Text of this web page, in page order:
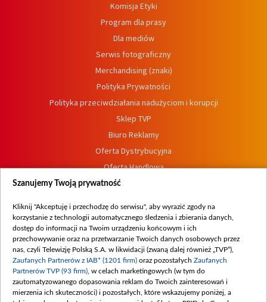
Komisja Etyki
Program dla prasy
Dla mediów
Serwis fotograficzny
Merchandising (znaki)
Polityka Prywatności
Polityka przeciwdziałania nadużyciom i korupcji
Sklep TVP
Biuro Reklamy
Oferta Dystrybucyjna
Oferta Handlowa
Dostępność
Procedura zgłoszeń wewnętrznych
Szanujemy Twoją prywatność
Kliknij "Akceptuję i przechodzę do serwisu", aby wyrazić zgody na
korzystanie z technologii automatycznego śledzenia i zbierania danych,
dostęp do informacji na Twoim urządzeniu końcowym i ich
przechowywanie oraz na przetwarzanie Twoich danych osobowych przez
nas, czyli Telewizję Polską S.A. w likwidacji (zwaną dalej również „TVP”),
Zaufanych Partnerów z IAB* (1201 firm) oraz pozostałych Zaufanych
Partnerów TVP (93 firm) , w celach marketingowych (w tym do
zautomatyzowanego dopasowania reklam do Twoich zainteresowań i
mierzenia ich skuteczności) i pozostałych, które wskazujemy poniżej, a